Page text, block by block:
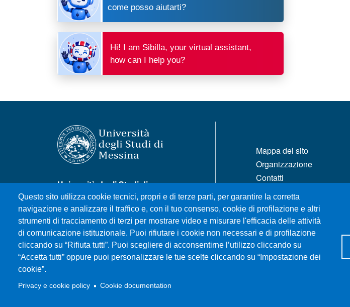
come posso aiutarti?
Hi! I am Sibilla, your virtual assistant,
how can I help you?
Questo sito utilizza cookie tecnici, propri e di terze parti, per garantire la corretta
navigazione e analizzare il traffico e, con il tuo consenso, cookie di profilazione e altri
strumenti di tracciamento di terzi per mostrare video e misurare l'efficacia delle attività
di comunicazione istituzionale. Puoi rifiutare i cookie non necessari e di profilazione
cliccando su “Rifiuta tutti”. Puoi scegliere di acconsentirne l’utilizzo cliccando su
“Accetta tutti” oppure puoi personalizzare le tue scelte cliccando su “Impostazione dei
cookie”.
Privacy e cookie policy Cookie documentation
Università degli Studi di
Messina
Piazza Pugliatti, 1 - 98122
Messina
Cod. Fiscale 80004070837
P.IVA 00724160833
Centralino: 090 676 1
Mappa del sito
Organizzazione
Contatti
Posta Elettronica Certificata
Unifind
Ufficio Relazioni con il
Pubblico
Rassegna Stampa
Ufficio Stampa